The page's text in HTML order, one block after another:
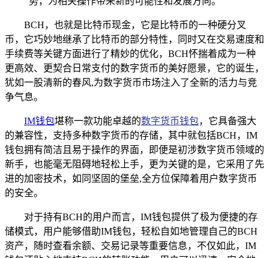
BCH，也就是比特币现金，它是比特币的一种硬分叉
币，它巧妙地继承了比特币的部分特性，同时又在交易速度和
手续费等关键方面进行了精妙的优化，BCH怀揣着成为一种
更高效、更契合日常支付的数字货币的美好愿景，它的诞生，
犹如一股清新的春风,为数字货币市场注入了全新的活力与竞
争气息。
IM钱包堪称一款功能卓越的数字货币钱包，它具备强大
的兼容性，支持多种数字货币的存储，其中就包括BCH，IM
钱包拥有简洁且易于操作的界面，即便是初涉数字货币领域的
新手，也能毫无阻碍地轻松上手，更为关键的是，它采用了先
进的加密技术，如同坚固的堡垒,全方位保障着用户数字货币
的安全。
对于持有BCH的用户而言，IM钱包提供了极为便捷的存
储模式，用户能够借助IM钱包，轻松自如地管理自己的BCH
资产，随时查看余额、交易记录等重要信息，不仅如此，IM